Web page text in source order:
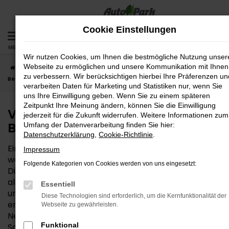
Zum
springen
MENÜ
Startseite Ingolstadt VW VW T-Cross
VW T-Cross Neuwagen –
Bestqualität für Ingolstadt
VW T-Cross Neuwagen –
Bestqualität für Ingolstadt
Ein VW T-Cross Neuwagen ist eine vortreffliche Wahl,
wenn es um das passende Auto für Ingolstadt geht.
Dieses Modell überzeugt sowohl durch sein Design
als auch durch die sprichwörtlich „inneren Werte“
und wird von unserem Autohaus uneingeschränkt
empfohlen. Wer sich für einen VW T-Cross
Neuwagen entscheidet, kann die einzelnen Details
Cookie Einstellungen
Wir nutzen Cookies, um Ihnen die bestmögliche Nutzung
Webseite zu ermöglichen und unsere Kommunikation mit Ihnen
zu verbessern. Wir berücksichtigen hierbei Ihre Präferenzen
verarbeiten Daten für Marketing und Statistiken nur, wenn Sie
uns Ihre Einwilligung geben. Wenn Sie zu einem späteren
Zeitpunkt Ihre Meinung ändern, können Sie die Einwilligung
jederzeit für die Zukunft widerrufen. Weitere Informationen zum
Umfang der Datenverarbeitung finden Sie hier:
Datenschutzerklärung Cookie-Richtlinie
Impressum
Folgende Kategorien von Cookies werden von uns eingesetzt:
Essentiell
Diese Technologien sind erforderlich, um die Kernfunktionalität der
Webseite zu gewährleisten.
Funktional